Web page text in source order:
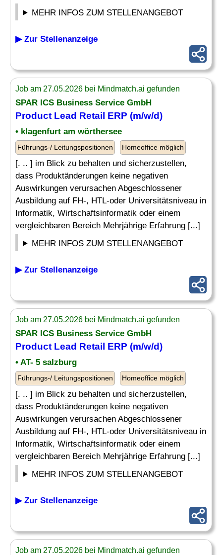
MEHR INFOS ZUM STELLENANGEBOT
▶ Zur Stellenanzeige
Job am 27.05.2026 bei Mindmatch.ai gefunden
SPAR ICS Business Service GmbH
Product Lead Retail ERP (m/w/d)
• klagenfurt am wörthersee
Führungs-/ Leitungspositionen Homeoffice möglich
[. .. ] im Blick zu behalten und sicherzustellen,
dass Produktänderungen keine negativen
Auswirkungen verursachen Abgeschlossener
Ausbildung auf FH-, HTL-oder Universitätsniveau in
Informatik, Wirtschaftsinformatik oder einem
vergleichbaren Bereich Mehrjährige Erfahrung [...]
MEHR INFOS ZUM STELLENANGEBOT
▶ Zur Stellenanzeige
Job am 27.05.2026 bei Mindmatch.ai gefunden
SPAR ICS Business Service GmbH
Product Lead Retail ERP (m/w/d)
• AT- 5 salzburg
Führungs-/ Leitungspositionen Homeoffice möglich
[. .. ] im Blick zu behalten und sicherzustellen,
dass Produktänderungen keine negativen
Auswirkungen verursachen Abgeschlossener
Ausbildung auf FH-, HTL-oder Universitätsniveau in
Informatik, Wirtschaftsinformatik oder einem
vergleichbaren Bereich Mehrjährige Erfahrung [...]
MEHR INFOS ZUM STELLENANGEBOT
▶ Zur Stellenanzeige
Job am 27.05.2026 bei Mindmatch.ai gefunden